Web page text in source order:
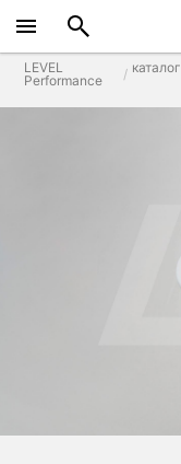
LEVEL
Performance
каталог